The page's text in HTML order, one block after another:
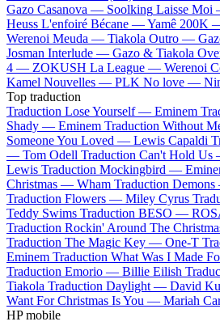
Gazo Casanova — Soolking Laisse
Heuss L'enfoiré Bécane —Yamê 200K
Werenoi Meuda — Tiakola Outro —
Josman Interlude — Gazo & Tiakola
4 — ZOKUSH La League — Werenoi
Kamel Nouvelles — PLK No love —
Top traduction
Traduction Lose Yourself — Eminem
Shady — Eminem Traduction Without
Someone You Loved — Lewis Capaldi
— Tom Odell Traduction Can't Hold
Lewis Traduction Mockingbird —
Christmas — Wham Traduction
Traduction Flowers — Miley Cyrus
Teddy Swims Traduction BESO —
Traduction Rockin' Around The
Traduction The Magic Key — One-T
Eminem Traduction What Was I Made
Traduction Emorio — Billie Eilish
Tiakola Traduction Daylight — David
Want For Christmas Is You — Mariah
HP mobile